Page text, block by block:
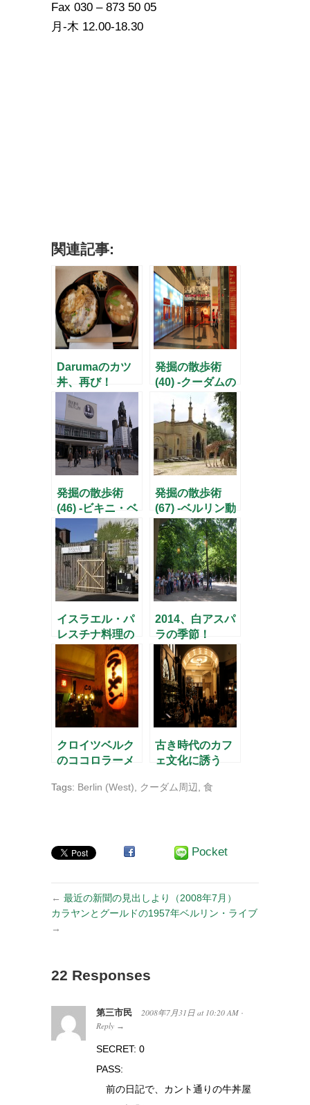
Fax 030 – 873 50 05
月-木 12.00-18.30
関連記事:
Darumaのカツ
丼、再び！
発掘の散歩術
(40) -クーダムの
地下世界をのぞ
いて-
発掘の散歩術
(46) -ビキニ・ベ
ルリンの再生！-
発掘の散歩術
(67) -ベルリン動
物園 子供たち
の笑顔の向こう
に-
イスラエル・パ
レスチナ料理の
レストラン「カ
ナーン」
2014、白アスパ
ラの季節！
クロイツベルク
のココロラーメ
古き時代のカフ
ェ文化に誘う
Tags: Berlin (West) クーダム周辺 食
Pocket
← 最近の新聞の見出しより（2008年7月）
カラヤンとグールドの1957年ベルリン・ライブ
→
22 Responses
第三市民 2008年7月31日 at 10:20 AM ·
Reply →
SECRET: 0
PASS:
前の日記で、カント通りの牛丼屋